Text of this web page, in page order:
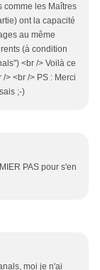
comme les Maîtres
ont la capacité
au même
(à condition
<br /> Voilà ce
> <br /> PS : Merci
;-)
PAS pour s'en
moi je n'ai